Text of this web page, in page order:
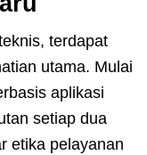
terdapat
utama. Mulai
aplikasi
setiap dua
etika pelayanan